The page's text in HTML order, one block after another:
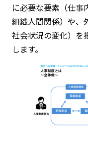
に必要な要素（仕事
組織人間関係）や、
社会状況の変化）を
します。